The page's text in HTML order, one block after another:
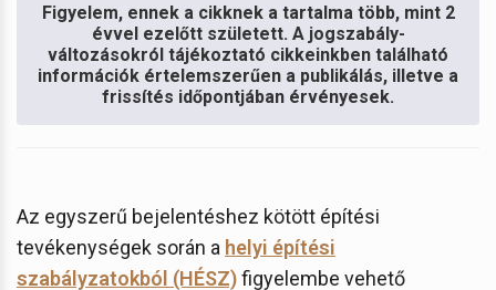
Figyelem, ennek a cikknek a tartalma több, mint 2
évvel ezelőtt született. A jogszabály-
változásokról tájékoztató cikkeinkben található
információk értelemszerűen a publikálás, illetve a
frissítés időpontjában érvényesek.
Az egyszerű bejelentéshez kötött építési
tevékenységek során a helyi építési
szabályzatokból (HÉSZ)figyelembe vehető